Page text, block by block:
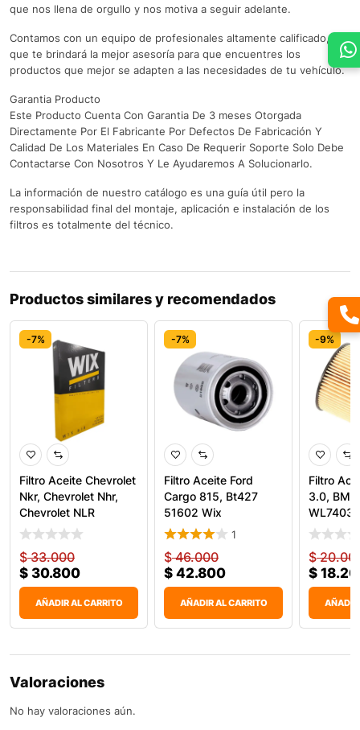
que nos llena de orgullo y nos motiva a seguir adelante.
Contamos con un equipo de profesionales altamente calificado,
que te brindará la mejor asesoría para que encuentres los
productos que mejor se adapten a las necesidades de tu vehículo.
Garantia Producto
Este Producto Cuenta Con Garantia De 3 meses Otorgada
Directamente Por El Fabricante Por Defectos De Fabricación Y
Calidad De Los Materiales En Caso De Requerir Soporte Solo Debe
Contactarse Con Nosotros Y Le Ayudaremos A Solucionarlo.
La información de nuestro catálogo es una guía útil pero la
responsabilidad final del montaje, aplicación e instalación de los
filtros es totalmente del técnico.
Productos similares y recomendados
-7%
Filtro Aceite Chevrolet
Nkr, Chevrolet Nhr,
Chevrolet NLR
$33.000
$ 30.800
AÑADIR AL CARRITO
-7%
Filtro Aceite Ford
Cargo 815, Bt427
51602 Wix
1
$46.000
$ 42.800
AÑADIR AL CARRITO
-9%
Filtro
3.0,
WL7403
$
$
AÑADIR
Valoraciones
No hay valoraciones aún.